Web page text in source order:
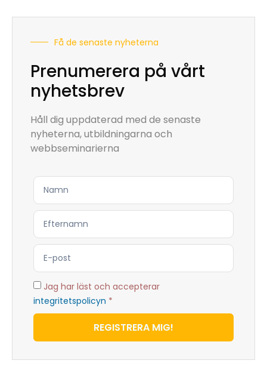
Få de senaste nyheterna
Prenumerera på vårt
nyhetsbrev
Håll dig uppdaterad med de senaste
nyheterna, utbildningarna och
webbseminarierna
Jag har läst och accepterar
integritetspolicyn *
REGISTRERA MIG!